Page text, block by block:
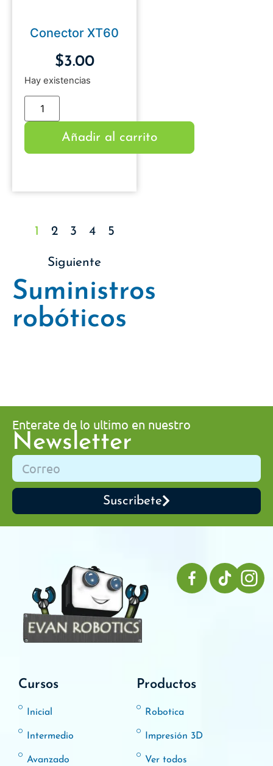
Suministros
robóticos
Conector XT60
$3.00
Hay existencias
Añadir al carrito
1 2 3 4 5
Siguiente
Enterate de lo ultimo en nuestro
Newsletter
Suscribete
Cursos
Inicial
Intermedio
Avanzado
Productos
Robotica
Impresión 3D
Ver todos